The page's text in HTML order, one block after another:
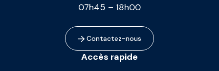
07h45 – 18h00
Contactez-nous
Accès rapide